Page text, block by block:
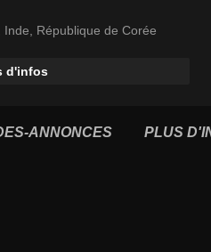
Inde, République de Corée
d'infos
ANNONCES PLUS